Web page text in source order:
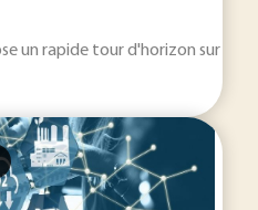
un rapide tour d'horizon sur les